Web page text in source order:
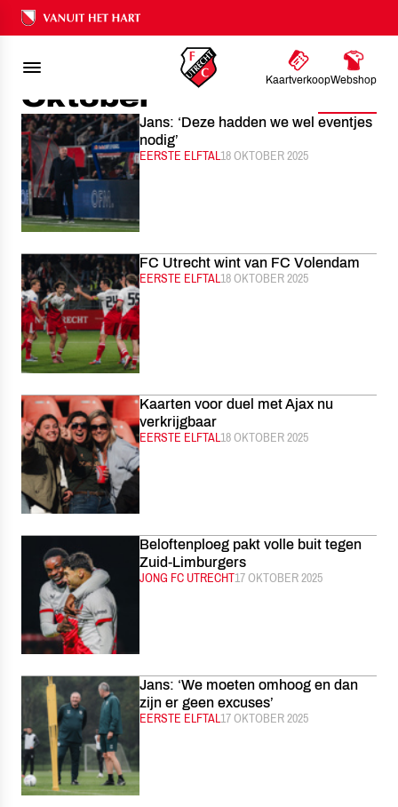
Ons nalatenschap
KaartverkoopWebshop
FC UTRECHT NIEUWS
Oktober
Jans: ‘Deze hadden we wel eventjes
nodig’
CATEGORIE:
EERSTE ELFTALGEPUBLICEERD:
18 OKTOBER 2025
FC Utrecht wint van FC Volendam
CATEGORIE:
EERSTE ELFTALGEPUBLICEERD:
18 OKTOBER 2025
Kaarten voor duel met Ajax nu
verkrijgbaar
CATEGORIE:
EERSTE ELFTALGEPUBLICEERD:
18 OKTOBER 2025
Beloftenploeg pakt volle buit tegen
Zuid-Limburgers
CATEGORIE:
JONG FC UTRECHTGEPUBLICEERD:
17 OKTOBER 2025
Jans: ‘We moeten omhoog en dan
zijn er geen excuses’
CATEGORIE:
EERSTE ELFTALGEPUBLICEERD:
17 OKTOBER 2025